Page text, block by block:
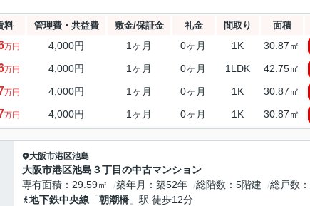
料 管理費・共益費 敷金/保証金 礼金 間取り 面積
万円 4,000円 1ヶ月 0ヶ月 1K 30.87㎡
万円 4,000円 1ヶ月 0ヶ月 1LDK 42.75㎡
万円 4,000円 1ヶ月 0ヶ月 1K 30.87㎡
万円 4,000円 1ヶ月 0ヶ月 1K 30.87㎡
大阪市港区池島
大阪市港区池島３丁目の中古マンション
専有面積
29.59㎡ 築年月 築52年 総階数 5階建 総戸数
地下鉄中央線 「朝潮橋 」駅 徒歩12分